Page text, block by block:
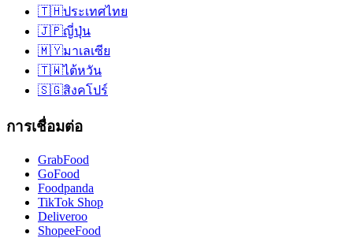
🇹🇭ประเทศไทย
🇯🇵ญี่ปุ่น
🇲🇾มาเลเซีย
🇹🇼ไต้หวัน
🇸🇬สิงคโปร์
การเชื่อมต่อ
GrabFood
GoFood
Foodpanda
TikTok Shop
Deliveroo
ShopeeFood